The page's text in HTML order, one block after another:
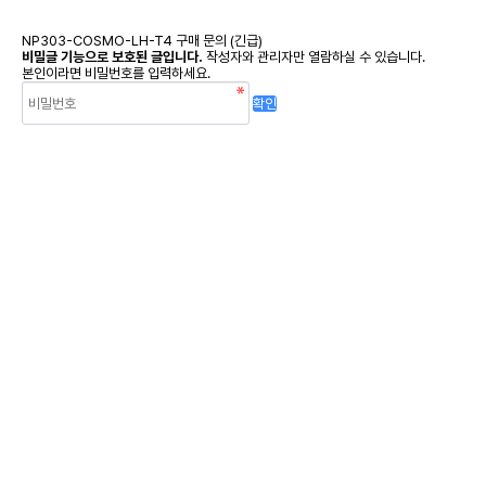
NP303-COSMO-LH-T4 구매 문의 (긴급)
비밀글 기능으로 보호된 글입니다. 작성자와 관리자만 열람하실 수 있습니다.
본인이라면 비밀번호를 입력하세요.